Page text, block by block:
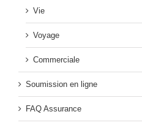
Vie
Voyage
Commerciale
Soumission en ligne
FAQ Assurance